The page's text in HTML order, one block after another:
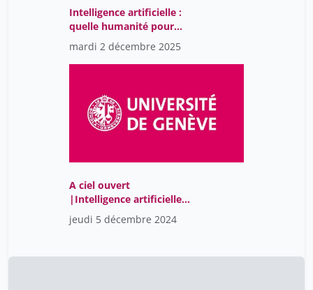
Intelligence artificielle :
quelle humanité pour
demain ? Highlights
mardi 2 décembre 2025
A ciel ouvert
|Intelligence artificielle :
quelle humanité pour
demain?
jeudi 5 décembre 2024